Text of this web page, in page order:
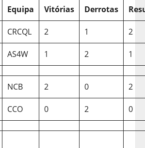
Equipa Vitórias Derrotas
CRCQL 2 1 2
AS4W 1 2 1
NCB 2 0 2
CCO 0 2 0